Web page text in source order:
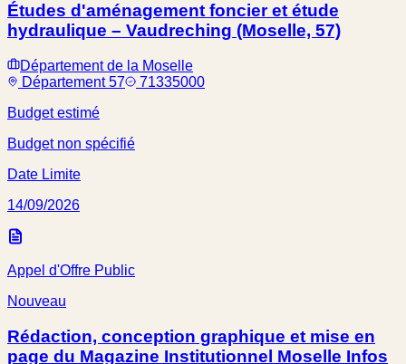
Études d'aménagement foncier et étude
hydraulique – Vaudreching (Moselle, 57)
Département de la Moselle
Département 57
71335000
Budget estimé
Budget non spécifié
Date Limite
14/09/2026
Appel d'Offre Public
Nouveau
Rédaction, conception graphique et mise en
page du Magazine Institutionnel Moselle Infos